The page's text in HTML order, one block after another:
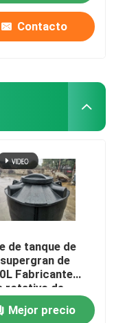
Contacto
de tanque de
de
Fabricante
rotativo de
de plástico
Mejor precio